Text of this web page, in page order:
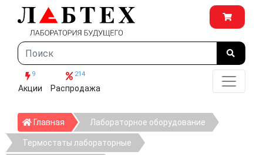
9
Акции
214
Распродажа
Главная ГлавнаяЛабораторное оборудование
Термостаты лабораторные